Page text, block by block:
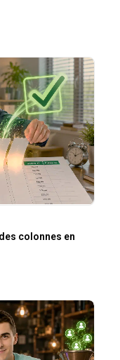
colonnes en